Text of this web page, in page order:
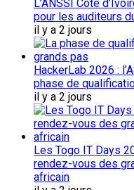
L’ANSSI Côte
pour les auditeurs
il y a 2 jours
HackerLab 2026 :
phase de
il y a 2 jours
Les Togo IT Days
rendez-vous des
africain